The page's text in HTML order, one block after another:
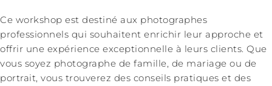
Ce workshop est destiné aux photographes
professionnels qui souhaitent enrichir leur approche et
offrir une expérience exceptionnelle à leurs clients. Que
vous soyez photographe de famille, de mariage ou de
portrait, vous trouverez des conseils pratiques et des